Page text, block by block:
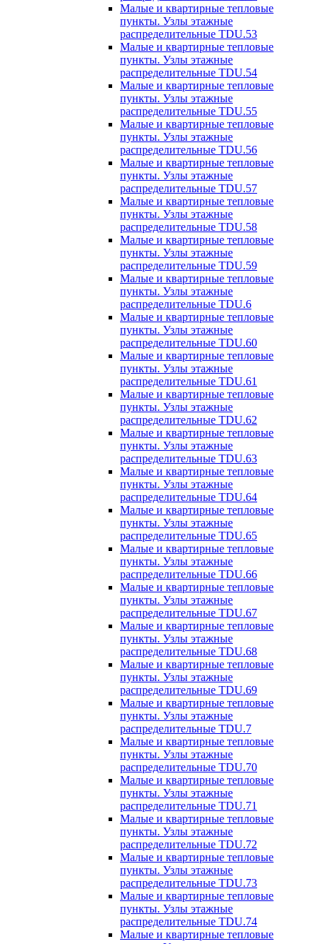
Малые и квартирные тепловые
пункты. Узлы этажные
распределительные TDU.53
Малые и квартирные тепловые
пункты. Узлы этажные
распределительные TDU.54
Малые и квартирные тепловые
пункты. Узлы этажные
распределительные TDU.55
Малые и квартирные тепловые
пункты. Узлы этажные
распределительные TDU.56
Малые и квартирные тепловые
пункты. Узлы этажные
распределительные TDU.57
Малые и квартирные тепловые
пункты. Узлы этажные
распределительные TDU.58
Малые и квартирные тепловые
пункты. Узлы этажные
распределительные TDU.59
Малые и квартирные тепловые
пункты. Узлы этажные
распределительные TDU.6
Малые и квартирные тепловые
пункты. Узлы этажные
распределительные TDU.60
Малые и квартирные тепловые
пункты. Узлы этажные
распределительные TDU.61
Малые и квартирные тепловые
пункты. Узлы этажные
распределительные TDU.62
Малые и квартирные тепловые
пункты. Узлы этажные
распределительные TDU.63
Малые и квартирные тепловые
пункты. Узлы этажные
распределительные TDU.64
Малые и квартирные тепловые
пункты. Узлы этажные
распределительные TDU.65
Малые и квартирные тепловые
пункты. Узлы этажные
распределительные TDU.66
Малые и квартирные тепловые
пункты. Узлы этажные
распределительные TDU.67
Малые и квартирные тепловые
пункты. Узлы этажные
распределительные TDU.68
Малые и квартирные тепловые
пункты. Узлы этажные
распределительные TDU.69
Малые и квартирные тепловые
пункты. Узлы этажные
распределительные TDU.7
Малые и квартирные тепловые
пункты. Узлы этажные
распределительные TDU.70
Малые и квартирные тепловые
пункты. Узлы этажные
распределительные TDU.71
Малые и квартирные тепловые
пункты. Узлы этажные
распределительные TDU.72
Малые и квартирные тепловые
пункты. Узлы этажные
распределительные TDU.73
Малые и квартирные тепловые
пункты. Узлы этажные
распределительные TDU.74
Малые и квартирные тепловые